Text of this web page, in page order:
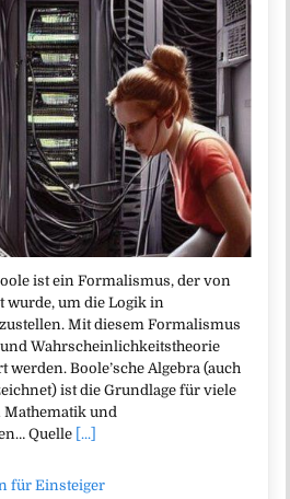
ist ein Formalismus, der von
wurde, um die Logik in
Mit diesem Formalismus
Wahrscheinlichkeitstheorie
Boole’sche Algebra (auch
ist die Grundlage für viele
Mathematik und
Quelle [...]
für Einsteiger